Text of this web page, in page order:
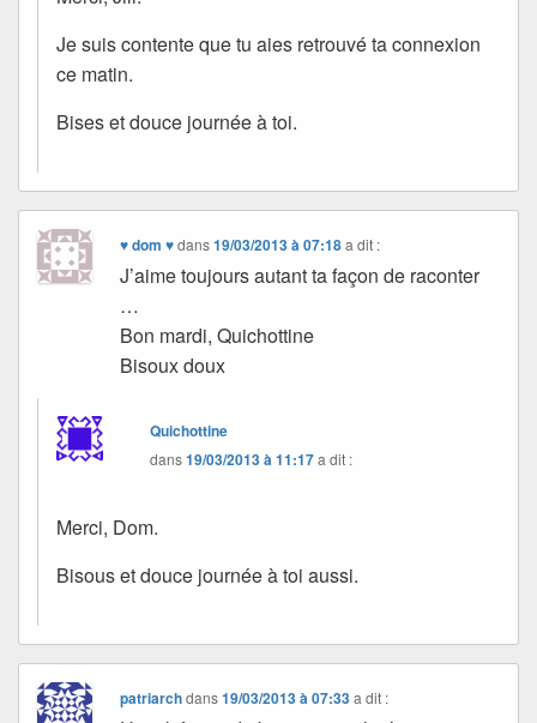
Je suis contente que tu aies retrouvé ta connexion
ce matin.
Bises et douce journée à toi.
♥ dom ♥dans19/03/2013 à 07:18 a dit :
J’aime toujours autant ta façon de raconter
…
Bon mardi, Quichottine
Bisoux doux
Quichottine
dans19/03/2013 à 11:17a dit :
Merci, Dom.
Bisous et douce journée à toi aussi.
patriarchdans19/03/2013 à 07:33 a dit :